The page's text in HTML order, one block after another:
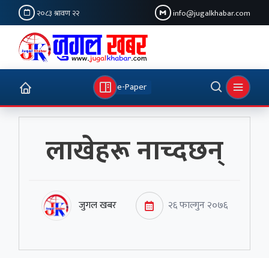
२०८३ श्रावण २२ info@jugalkhabar.com
e-Paper
लाखेहरू नाच्दछन्
जुगल खबर २६ फाल्गुन २०७६